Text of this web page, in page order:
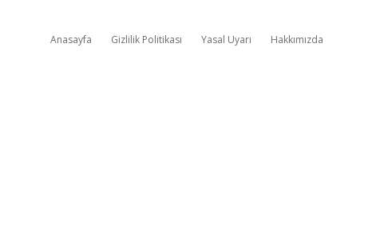
Anasayfa Gizlilik Politikası Yasal Uyarı Hakkımızda